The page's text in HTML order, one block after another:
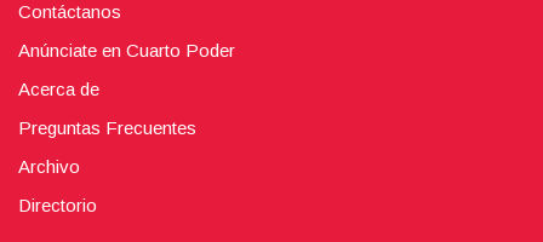
Contáctanos
Anúnciate en Cuarto Poder
Acerca de
Preguntas Frecuentes
Archivo
Directorio